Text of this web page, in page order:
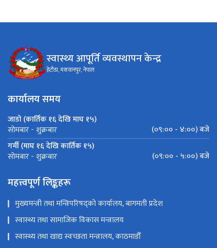
स्वास्थ्य आपूर्ति व्यवस्थापन केन्द्र
हेटौडा, मकवानपुर, नेपाल
कार्यालय समय
जाडो (कार्तिक १६ देखि माघ १५)
सोमबार - शुक्रबार
(०९:०० - ४:००) बजे
गर्मी (माघ १६ देखि कार्तिक १५)
सोमबार - शुक्रबार (०९:०० - ५:००) बजे
महत्त्वपूर्ण लिङ्कहरू
मुख्यमन्त्री तथा मन्त्रिपरिषद्को कार्यालय, बागमती प्रदेश
स्वास्थ्य तथा सामाजिक विकास मन्त्रालय
स्वास्थ्य तथा खाद्य स्वच्छता मन्त्रालय, काठमाडौँ